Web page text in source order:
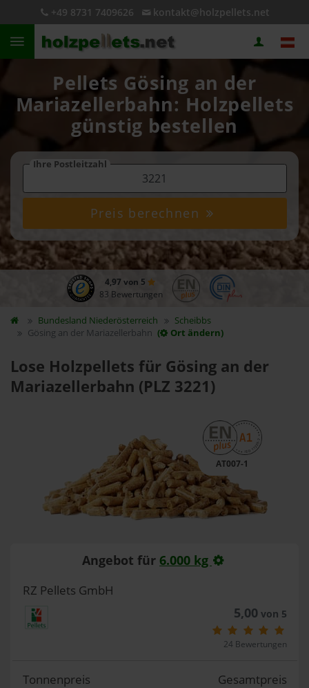
+49 8731 7409626 kontakt@holzpellets.net
Pellets Gösing an der
Mariazellerbahn: Holzpellets
günstig bestellen
Ihre Postleitzahl
Preis berechnen
4,97 von 5
83 Bewertungen
Bundesland Niederösterreich
Scheibbs
Gösing an der Mariazellerbahn ( Ort ändern)
Lose Holzpellets für Gösing an der
Mariazellerbahn (PLZ 3221)
AT007-1
Angebot für 6.000 kg
RZ Pellets GmbH
5,00 von 5
24 Bewertungen
Tonnenpreis Gesamtpreis